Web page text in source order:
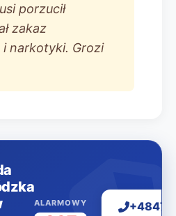
porzucił
zakaz
narkotyki. Grozi
ALARMOWY